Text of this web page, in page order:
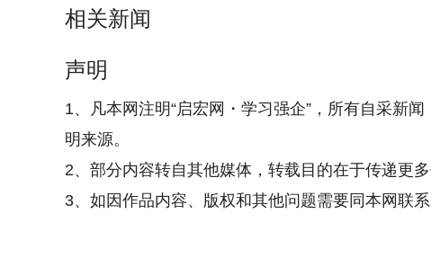
相关新闻
声明
1、凡本网注明“启宏网・学习强企”，所有自采新
明来源。
2、部分内容转自其他媒体，转载目的在于传递更
3、如因作品内容、版权和其他问题需要同本网联